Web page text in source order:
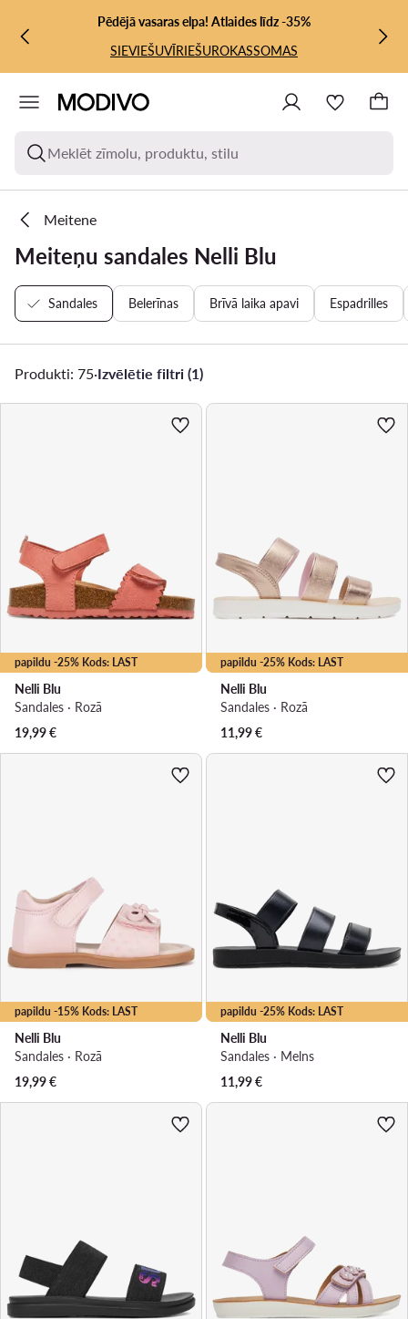
PĀRIET UZ GALVENO SATURU
PĀRIET UZ MEKLĒŠANUPēdējā vasaras elpa! Atlaides līdz -35%
SIEVIEŠUVĪRIEŠUROKASSOMAS
Meklēt zīmolu, produktu, stilu
Meitene
Meiteņu sandales Nelli Blu
Sandales Belerīnas Brīvā laika apavi Espadrilles
Produkti: 75·Izvēlētie filtri (1)
papildu -25% Kods: LAST
Nelli Blu
Sandales · Rozā
19,99€
papildu -25% Kods: LAST
Nelli Blu
Sandales · Rozā
11,99€
papildu -15% Kods: LAST
Nelli Blu
Sandales · Rozā
19,99€
papildu -25% Kods: LAST
Nelli Blu
Sandales · Melns
11,99€